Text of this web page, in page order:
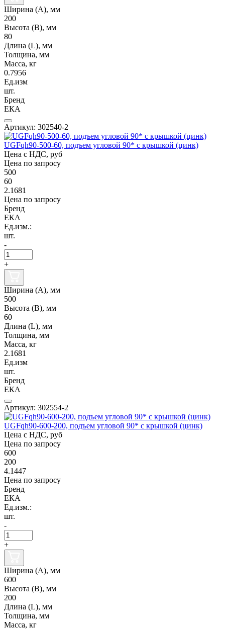
Ширина (А), мм
200
Высота (В), мм
80
Длина (L), мм
Толщина, мм
Масса, кг
0.7956
Ед.изм
шт.
Бренд
ЕКА
Артикул: 302540-2
UGFqh90-500-60, подъем угловой 90* с крышкой (цинк)
Цена с НДС, руб
Цена по запросу
500
60
2.1681
Цена по запросу
Бренд
ЕКА
Ед.изм.:
шт.
-
+
Ширина (А), мм
500
Высота (В), мм
60
Длина (L), мм
Толщина, мм
Масса, кг
2.1681
Ед.изм
шт.
Бренд
ЕКА
Артикул: 302554-2
UGFqh90-600-200, подъем угловой 90* с крышкой (цинк)
Цена с НДС, руб
Цена по запросу
600
200
4.1447
Цена по запросу
Бренд
ЕКА
Ед.изм.:
шт.
-
+
Ширина (А), мм
600
Высота (В), мм
200
Длина (L), мм
Толщина, мм
Масса, кг